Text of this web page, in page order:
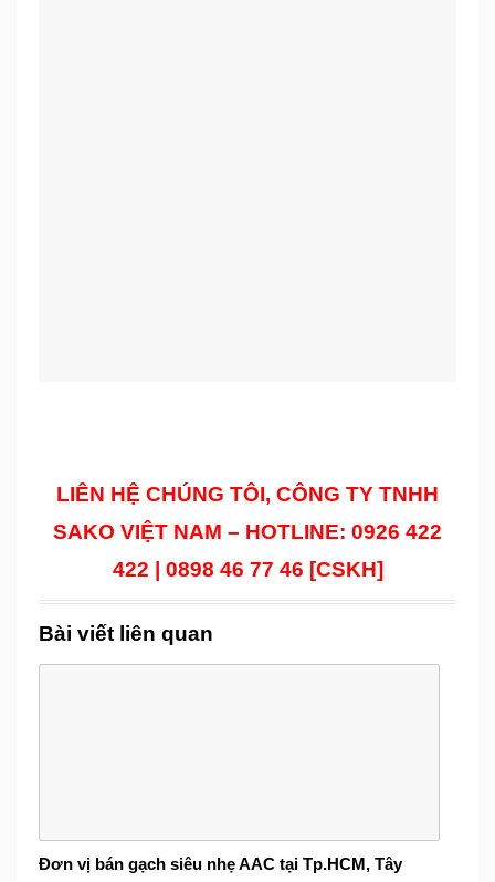
LIÊN HỆ CHÚNG TÔI, CÔNG TY TNHH
SAKO VIỆT NAM – HOTLINE: 0926 422
422 | 0898 46 77 46 [CSKH]
Bài viết liên quan
Đơn vị bán gạch siêu nhẹ AAC tại Tp.HCM, Tây